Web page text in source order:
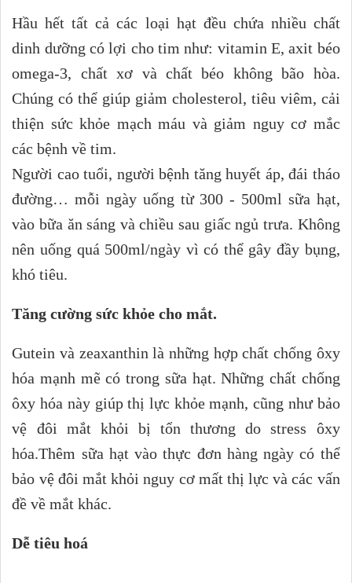
Hầu hết tất cả các loại hạt đều chứa nhiều chất
dinh dưỡng có lợi cho tim như: vitamin E, axit béo
omega-3, chất xơ và chất béo không bão hòa.
Chúng có thể giúp giảm cholesterol, tiêu viêm, cải
thiện sức khỏe mạch máu và giảm nguy cơ mắc
các bệnh về tim.
Người cao tuổi, người bệnh tăng huyết áp, đái tháo
đường… mỗi ngày uống từ 300 - 500ml sữa hạt,
vào bữa ăn sáng và chiều sau giấc ngủ trưa. Không
nên uống quá 500ml/ngày vì có thể gây đầy bụng,
khó tiêu.
Tăng cường sức khỏe cho mắt.
Gutein và zeaxanthin là những hợp chất chống ôxy
hóa mạnh mẽ có trong sữa hạt. Những chất chống
ôxy hóa này giúp thị lực khỏe mạnh, cũng như bảo
vệ đôi mắt khỏi bị tổn thương do stress ôxy
hóa.Thêm sữa hạt vào thực đơn hàng ngày có thể
bảo vệ đôi mắt khỏi nguy cơ mất thị lực và các vấn
đề về mắt khác.
Dễ tiêu hoá